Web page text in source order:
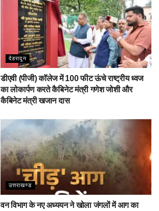
देहरादून
डीएवी (पीजी) कॉलेज में 100 फीट ऊंचे राष्ट्रीय ध्वज
का लोकार्पण करते कैबिनेट मंत्री गणेश जोशी और
कैबिनेट मंत्री खजान दास
उत्तराखण्ड
वन विभाग के नए अध्ययन ने खोला जंगलों में आग का